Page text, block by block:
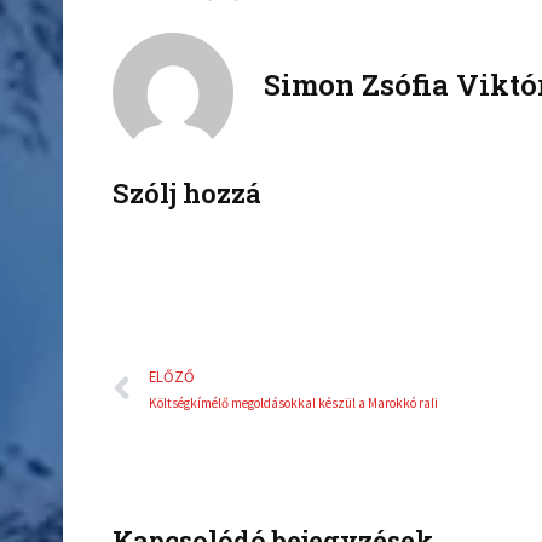
b
t
Simon Zsófia
Szólj hozzá
Előző
ELŐZŐ
Költségkímélő megoldásokkal készül a Marokkó rali